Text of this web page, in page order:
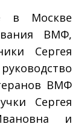
в Москве
ВМФ,
Сергея
ВМФ
Сергея
и